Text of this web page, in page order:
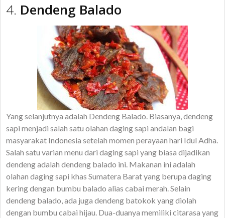
4. Dendeng Balado
Yang selanjutnya adalah Dendeng Balado. Biasanya, dendeng
sapi menjadi salah satu olahan daging sapi andalan bagi
masyarakat Indonesia setelah momen perayaan hari Idul Adha.
Salah satu varian menu dari daging sapi yang biasa dijadikan
dendeng adalah dendeng balado ini. Makanan ini adalah
olahan daging sapi khas Sumatera Barat yang berupa daging
kering dengan bumbu balado alias cabai merah. Selain
dendeng balado, ada juga dendeng batokok yang diolah
dengan bumbu cabai hijau. Dua-duanya memiliki citarasa yang